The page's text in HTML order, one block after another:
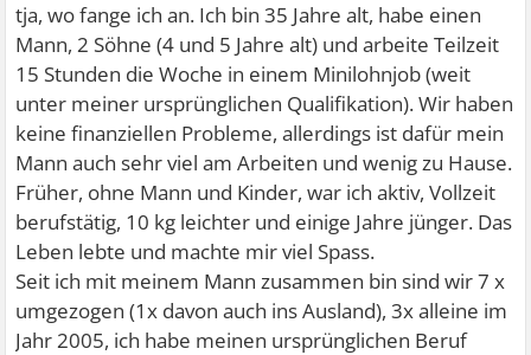
tja, wo fange ich an. Ich bin 35 Jahre alt, habe einen
Mann, 2 Söhne (4 und 5 Jahre alt) und arbeite Teilzeit
15 Stunden die Woche in einem Minilohnjob (weit
unter meiner ursprünglichen Qualifikation). Wir haben
keine finanziellen Probleme, allerdings ist dafür mein
Mann auch sehr viel am Arbeiten und wenig zu Hause.
Früher, ohne Mann und Kinder, war ich aktiv, Vollzeit
berufstätig, 10 kg leichter und einige Jahre jünger. Das
Leben lebte und machte mir viel Spass.
Seit ich mit meinem Mann zusammen bin sind wir 7 x
umgezogen (1x davon auch ins Ausland), 3x alleine im
Jahr 2005, ich habe meinen ursprünglichen Beruf